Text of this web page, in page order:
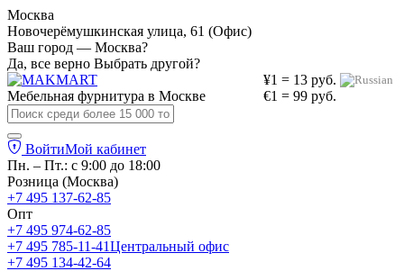
Москва
Новочерёмушкинская улица, 61 (Офис)
Ваш город — Москва?
Да, все верно Выбрать другой?
¥1 = 13 руб.
€1 = 99 руб.
Мебельная фурнитура в Москве
ВойтиМой кабинет
Пн. – Пт.: с 9:00 до 18:00
Розница (Москва)
+7 495 137-62-85
Опт
+7 495 974-62-85
+7 495 785-11-41Центральный офис
+7 495 134-42-64